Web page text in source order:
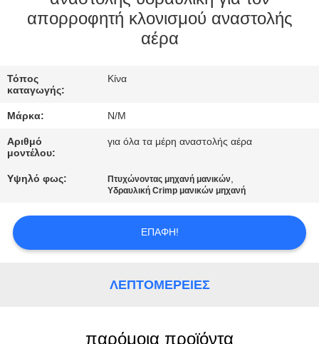
ΣΤΟ
ΕΛΕΓΧΟΣ
ΠΟΙΌΤΗΤΑΣ
ΕΠΙΚΟΙΝΩΝΉΣΤΕ
ΜΑΖΊ
ΝΈΑ
ΠΡΟΣΦΟΡΆ
απορροφητή κλονισμού αναστολής
αέρα
Τόπος
καταγωγής:
Κίνα
Μάρκα: N/M
Αριθμό
μοντέλου:
για όλα τα μέρη αναστολής αέρα
Υψηλό φως: Πτυχώνοντας μηχανή μανικών,
Υδραυλική Crimp μανικών μηχανή
ΕΠΑΦΉ!
ΛΕΠΤΟΜΈΡΕΙΕΣ
παρόμοια προϊόντα